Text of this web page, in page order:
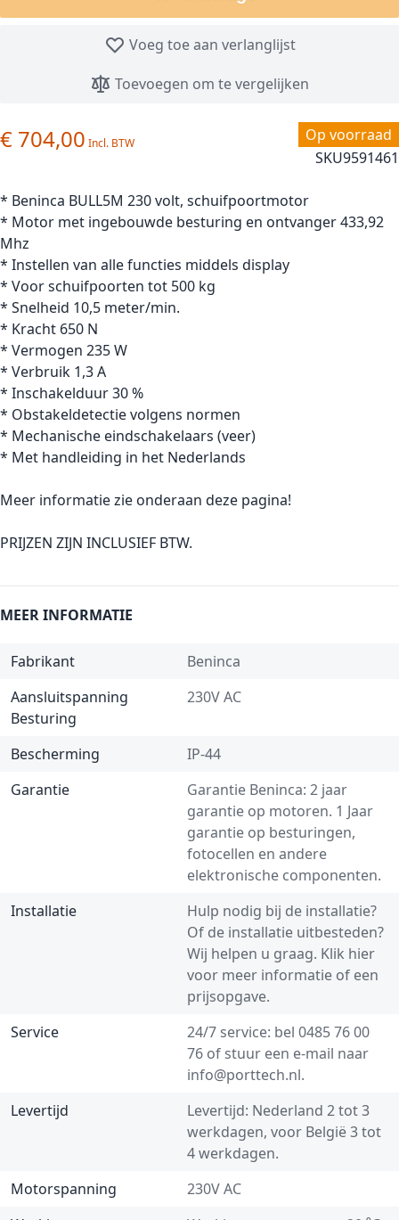
Voeg toe aan verlanglijst
Toevoegen om te vergelijken
Op voorraad
SKU9591461
€ 704,00
* Beninca BULL5M 230 volt, schuifpoortmotor
* Motor met ingebouwde besturing en ontvanger 433,92
Mhz
* Instellen van alle functies middels display
* Voor schuifpoorten tot 500 kg
* Snelheid 10,5 meter/min.
* Kracht 650 N
* Vermogen 235 W
* Verbruik 1,3 A
* Inschakelduur 30 %
* Obstakeldetectie volgens normen
* Mechanische eindschakelaars (veer)
* Met handleiding in het Nederlands
Meer informatie zie onderaan deze pagina!
PRIJZEN ZIJN INCLUSIEF BTW.
MEER INFORMATIE
Fabrikant
Beninca
Aansluitspanning
Besturing
230V AC
Bescherming
IP-44
Garantie
Garantie Beninca: 2 jaar
garantie op motoren. 1 Jaar
garantie op besturingen,
fotocellen en andere
elektronische componenten.
Installatie
Hulp nodig bij de installatie?
Of de installatie uitbesteden?
Wij helpen u graag. Klik hier
voor meer informatie of een
prijsopgave.
Service
24/7 service: bel 0485 76 00
76 of stuur een e-mail naar
info@porttech.nl.
Levertijd
Levertijd: Nederland 2 tot 3
werkdagen, voor België 3 tot
4 werkdagen.
Motorspanning
230V AC